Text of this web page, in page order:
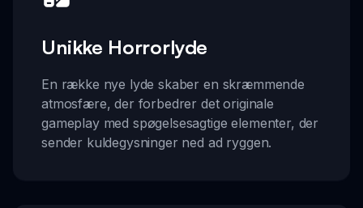
Unikke Horrorlyde
En række nye lyde skaber en skræmmende
atmosfære, der forbedrer det originale
gameplay med spøgelsesagtige elementer, der
sender kuldegysninger ned ad ryggen.